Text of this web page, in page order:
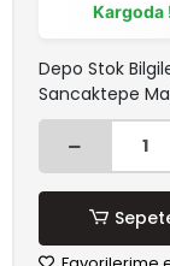
Kargoda
Depo Stok
Sancaktepe